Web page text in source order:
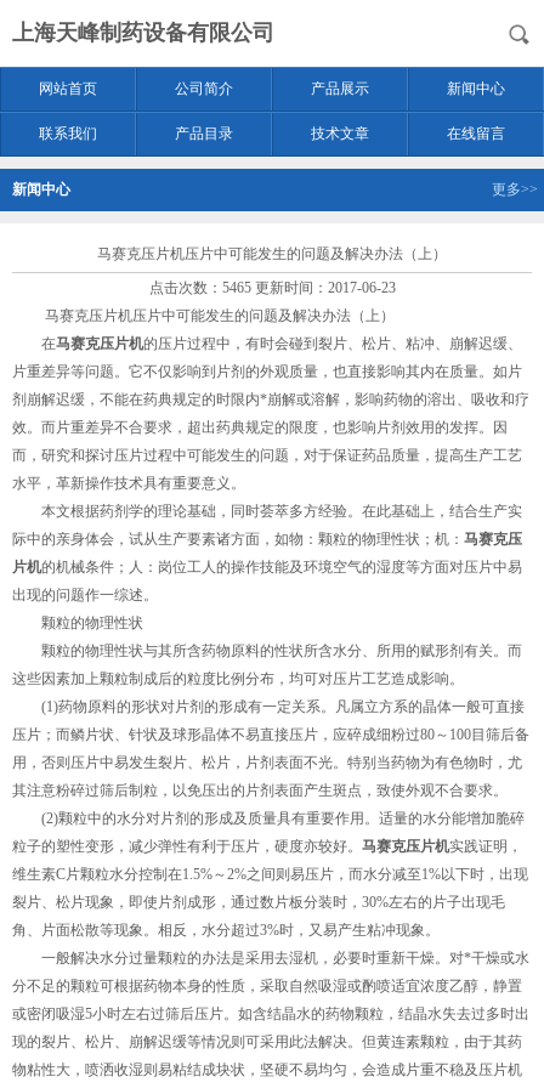
上海天峰制药设备有限公司
网站首页 公司简介 产品展示 新闻中心
联系我们 产品目录 技术文章 在线留言
新闻中心 更多>>
马赛克压片机压片中可能发生的问题及解决办法（上）
点击次数：5465 更新时间：2017-06-23
马赛克压片机压片中可能发生的问题及解决办法（上）
在马赛克压片机的压片过程中，有时会碰到裂片、松片、粘冲、崩解迟缓、
片重差异等问题。它不仅影响到片剂的外观质量，也直接影响其内在质量。如片
剂崩解迟缓，不能在药典规定的时限内*崩解或溶解，影响药物的溶出、吸收和疗
效。而片重差异不合要求，超出药典规定的限度，也影响片剂效用的发挥。因
而，研究和探讨压片过程中可能发生的问题，对于保证药品质量，提高生产工艺
水平，革新操作技术具有重要意义。
本文根据药剂学的理论基础，同时荟萃多方经验。在此基础上，结合生产实
际中的亲身体会，试从生产要素诸方面，如物：颗粒的物理性状；机： 马赛克压
片机的机械条件；人：岗位工人的操作技能及环境空气的湿度等方面对压片中易
出现的问题作一综述。
颗粒的物理性状
颗粒的物理性状与其所含药物原料的性状所含水分、所用的赋形剂有关。而
这些因素加上颗粒制成后的粒度比例分布，均可对压片工艺造成影响。
(1)药物原料的形状对片剂的形成有一定关系。凡属立方系的晶体一般可直接
压片；而鳞片状、针状及球形晶体不易直接压片，应碎成细粉过80～100目筛后备
用，否则压片中易发生裂片、松片，片剂表面不光。特别当药物为有色物时，尤
其注意粉碎过筛后制粒，以免压出的片剂表面产生斑点，致使外观不合要求。
(2)颗粒中的水分对片剂的形成及质量具有重要作用。适量的水分能增加脆碎
粒子的塑性变形，减少弹性有利于压片，硬度亦较好。 马赛克压片机实践证明，
维生素C片颗粒水分控制在1.5%～2%之间则易压片，而水分减至1%以下时，出现
裂片、松片现象，即使片剂成形，通过数片板分装时，30%左右的片子出现毛
角、片面松散等现象。相反，水分超过3%时，又易产生粘冲现象。
一般解决水分过量颗粒的办法是采用去湿机，必要时重新干燥。对*干燥或水
分不足的颗粒可根据药物本身的性质，采取自然吸湿或酌喷适宜浓度乙醇，静置
或密闭吸湿5小时左右过筛后压片。如含结晶水的药物颗粒，结晶水失去过多时出
现的裂片、松片、崩解迟缓等情况则可采用此法解决。但黄连素颗粒，由于其药
物粘性大，喷洒收湿则易粘结成块状，坚硬不易均匀，会造成片重不稳及压片机